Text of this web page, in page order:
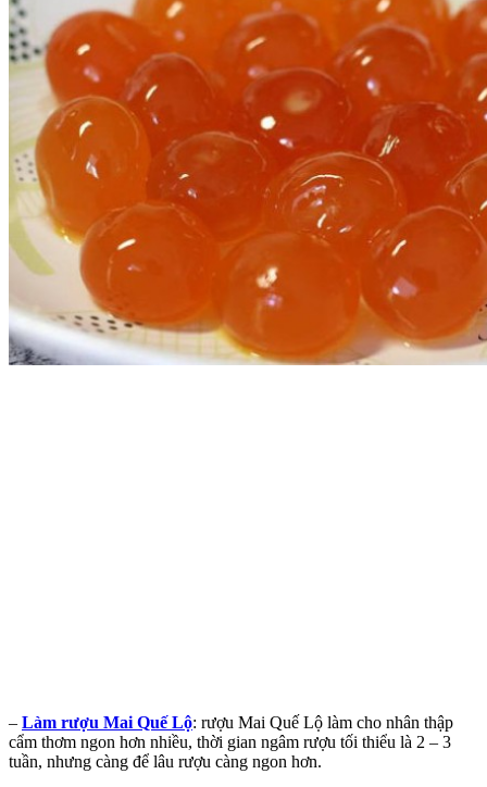
– Làm rượu Mai Quế Lộ: rượu Mai Quế Lộ làm cho nhân thập
cẩm thơm ngon hơn nhiều, thời gian ngâm rượu tối thiểu là 2 – 3
tuần, nhưng càng để lâu rượu càng ngon hơn.